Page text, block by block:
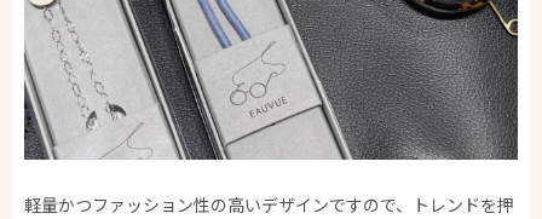
軽量かつファッション性の高いデザインですので、トレンドを押